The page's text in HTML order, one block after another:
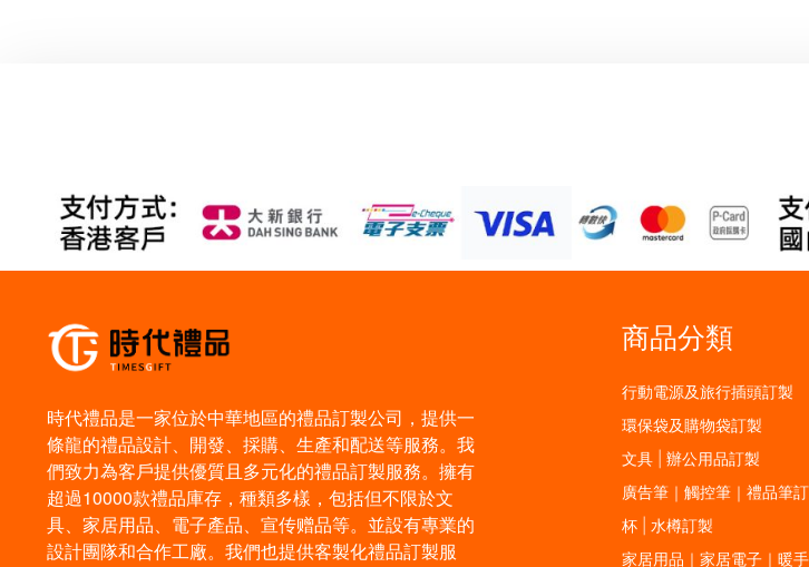
時代禮品是一家位於中華地區的禮品訂製公司，提供一
條龍的禮品設計、開發、採購、生產和配送等服務。我
們致力為客戶提供優質且多元化的禮品訂製服務。擁有
超過10000款禮品庫存，種類多樣，包括但不限於文
具、家居用品、電子產品、宣传赠品等。並設有專業的
設計團隊和合作工廠。我們也提供客製化禮品訂製服
商品分類
行動電源及旅行插頭訂製
環保袋及購物袋訂製
文具 | 辦公用品訂製
廣告筆｜觸控筆｜禮品筆
杯 | 水樽訂製
家居用品｜家居電子｜暖